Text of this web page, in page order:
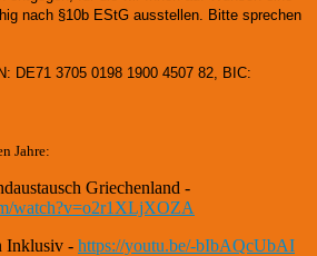
nach §10b EStG ausstellen. Bitte sprechen
DE71 3705 0198 1900 4507 82, BIC:
Jahre:
Griechenland -
watch?v=o2r1XLjXOZA
Inklusiv - https://youtu.be/-bIbAQcUbAI